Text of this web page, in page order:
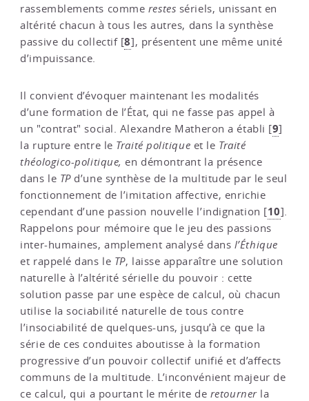
rassemblements comme restes sériels, unissant en
altérité chacun à tous les autres, dans la synthèse
passive du collectif[8], présentent une même unité
d’impuissance.
Il convient d’évoquer maintenant les modalités
d’une formation de l’État, qui ne fasse pas appel à
un "contrat" social. Alexandre Matheron a établi [9]
la rupture entre le Traité politique et le Traité
théologico-politique, en démontrant la présence
dans le TPd’une synthèse de la multitude par le seul
fonctionnement de l’imitation affective, enrichie
cependant d’une passion nouvelle l’indignation [10]
Rappelons pour mémoire que le jeu des passions
inter-humaines, amplement analysé dans l’Éthique
et rappelé dans le TP, laisse apparaître une solution
naturelle à l’altérité sérielle du pouvoir : cette
solution passe par une espèce de calcul, où chacun
utilise la sociabilité naturelle de tous contre
l’insociabilité de quelques-uns, jusqu’à ce que la
série de ces conduites aboutisse à la formation
progressive d’un pouvoir collectif unifié et d’affects
communs de la multitude. L’inconvénient majeur de
ce calcul, qui a pourtant le mérite de retournerla